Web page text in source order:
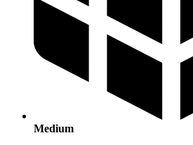
Medium